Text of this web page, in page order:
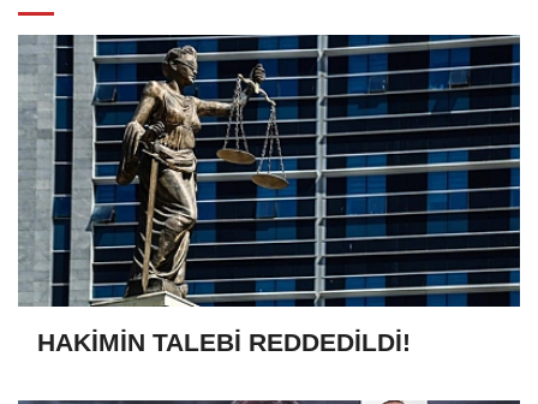
HAKİMİN TALEBİ REDDEDİLDİ!